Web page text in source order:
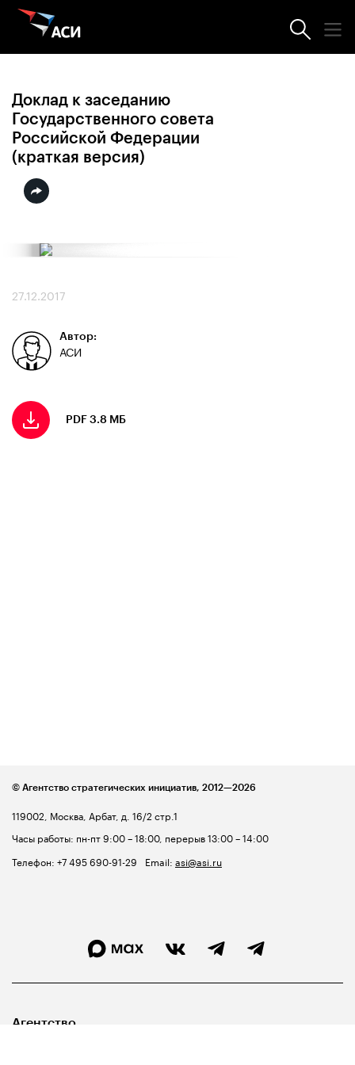
Отчёты
Доклад к заседанию
Государственного совета
Российской Федерации
(краткая версия)
27.12.2017
Автор:
АСИ
PDF 3.8 МБ
119002, Москва, Арбат, д. 16/2 стр.1
Часы работы: пн-пт 9:00 – 18:00, перерыв 13:00 – 14:00
Телефон: +7 495 690-91-29 Email: asi@asi.ru
© Агентство стратегических инициатив, 2012—2026
Агентство